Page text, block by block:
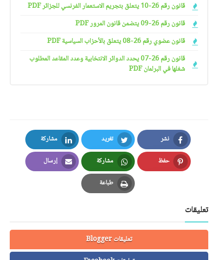
قانون رقم 26-10 يتعلق بتجريم الاستعمار الفرنسي للجزائر PDF
قانون رقم 26-09 يتضمن قانون المرور PDF
قانون عضوي رقم 26-08 يتعلق بالأحزاب السياسية PDF
قانون رقم 26-07 يحدد الدوائر الانتخابية وعدد المقاعد المطلوب
شغلها في البرلمان PDF
نشر
Facebook
تغريد
Twitter
مشاركة
LinkedIn
حفظ
Pinterest
مشاركة
Whatsapp
إرسال
Email
طباعة
Print
تعليقات
تعليقات Blogger